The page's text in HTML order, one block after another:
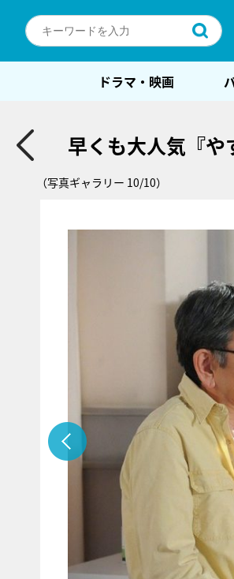
ドラマ・映画
早くも大人気『
（写真ギャラリー 10/10）